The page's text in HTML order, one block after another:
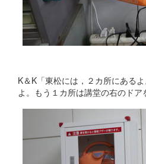
K＆K「東松には，２カ所にある
よ。もう１カ所は講堂の右のドア